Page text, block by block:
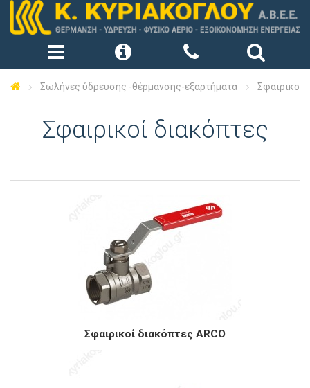
Σωλήνες ύδρευσης -θέρμανσης-εξαρτήματα Σφαιρικοί
Σφαιρικοί διακόπτες
Σφαιρικοί διακόπτες ARCO